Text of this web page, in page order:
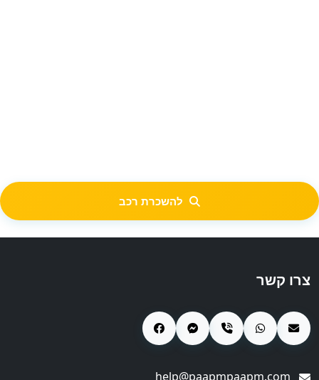
להשכרת רכב
צרו קשר